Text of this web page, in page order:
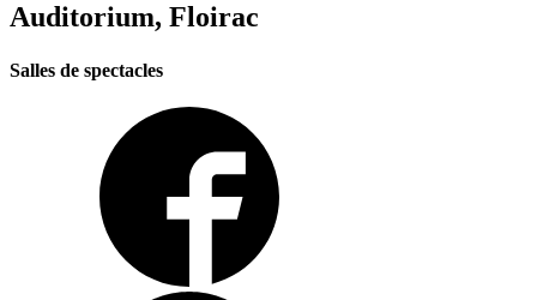
Auditorium, Floirac
Salles de spectacles